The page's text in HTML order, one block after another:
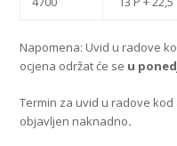
Napomena: Uvid u radove
ocjena održat će se u
Termin za uvid u radove kod
objavljen naknadno.